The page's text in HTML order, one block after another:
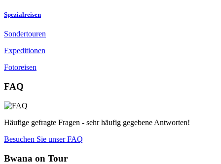
Spezialreisen
Sondertouren
Expeditionen
Fotoreisen
FAQ
Häufige gefragte Fragen - sehr häufig gegebene Antworten!
Besuchen Sie unser FAQ
Bwana on Tour